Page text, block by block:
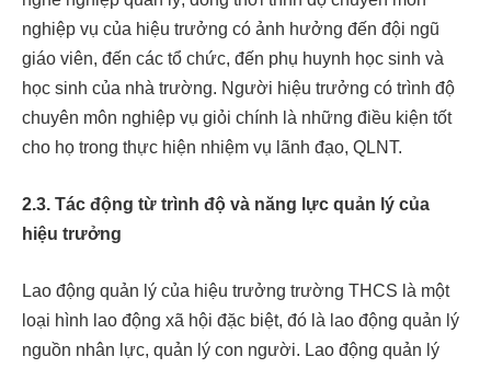
nghiệp vụ của hiệu trưởng có ảnh hưởng đến đội ngũ
giáo viên, đến các tổ chức, đến phụ huynh học sinh và
học sinh của nhà trường. Người hiệu trưởng có trình độ
chuyên môn nghiệp vụ giỏi chính là những điều kiện tốt
cho họ trong thực hiện nhiệm vụ lãnh đạo, QLNT.
2.3. Tác động từ trình độ và năng lực quản lý của
hiệu trưởng
Lao động quản lý của hiệu trưởng trường THCS là một
loại hình lao động xã hội đặc biệt, đó là lao động quản lý
nguồn nhân lực, quản lý con người. Lao động quản lý